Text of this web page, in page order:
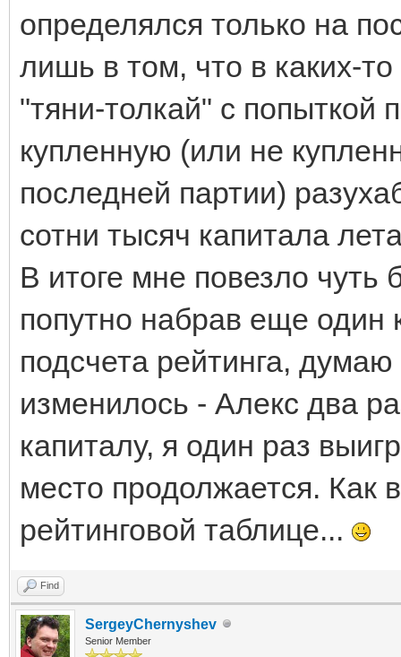
определялся только на
лишь в том, что в каких-
"тяни-толкай" с попыткой
купленную (или не
последней партии)
сотни тысяч капитала
В итоге мне повезло чуть
попутно набрав еще один
подсчета рейтинга, думаю
изменилось - Алекс два
капиталу, я один раз
место продолжается. Как
рейтинговой таблице...
Find
SergeyChernyshev
Senior Member